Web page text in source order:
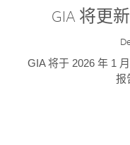
GIA 将更
GIA 将于 2026 年 1
报